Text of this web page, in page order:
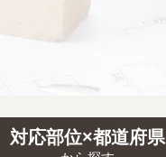
対応部位×都道府県